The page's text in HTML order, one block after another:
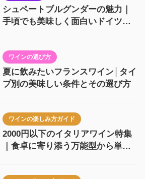
シュペートブルグンダーの魅力｜
手頃でも美味しく面白いドイツ産
ワインの選び方
夏に飲みたいフランスワイン│タイ
プ別の美味しい条件とその選び方
ワインの楽しみ方ガイド
2000円以下のイタリアワイン特集
｜食卓に寄り添う万能型から単体